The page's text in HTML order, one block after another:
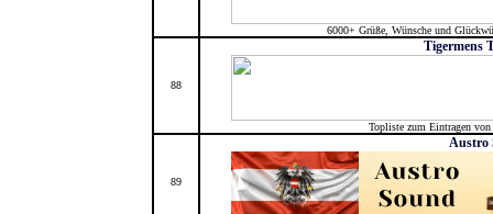
6000+ Grüße, Wünsche und
88
Tigermens
Topliste zum Eintragen
89
Austro